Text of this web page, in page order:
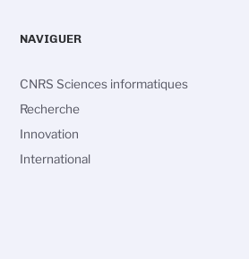
NAVIGUER
CNRS Sciences informatiques
Recherche
Innovation
International